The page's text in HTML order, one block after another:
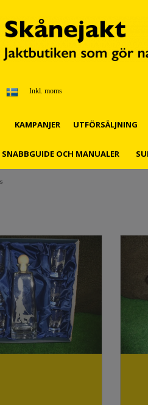
Inkl. moms
KAMPANJER UTFÖRSÄLJNING
SNABBGUIDE OCH MANUALER